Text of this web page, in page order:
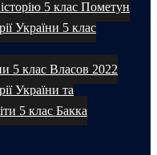
5 клас Пометун
України 5 клас
5 клас Власов 2022
України та
5 клас Бакка